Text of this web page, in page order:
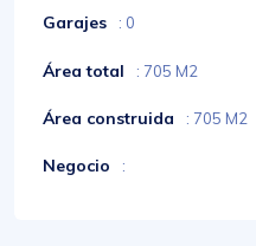
Garajes : 0
Área total : 705 M2
Área construida : 705 M2
Negocio :